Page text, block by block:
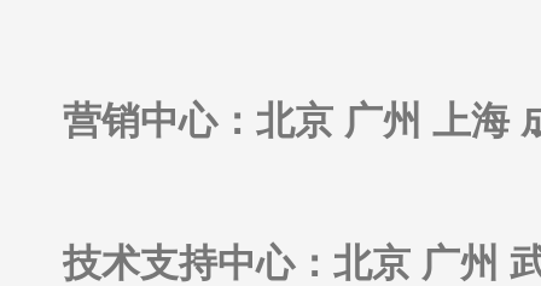
技术支持中心：北京 广州
营销中心：北京 广州 上海